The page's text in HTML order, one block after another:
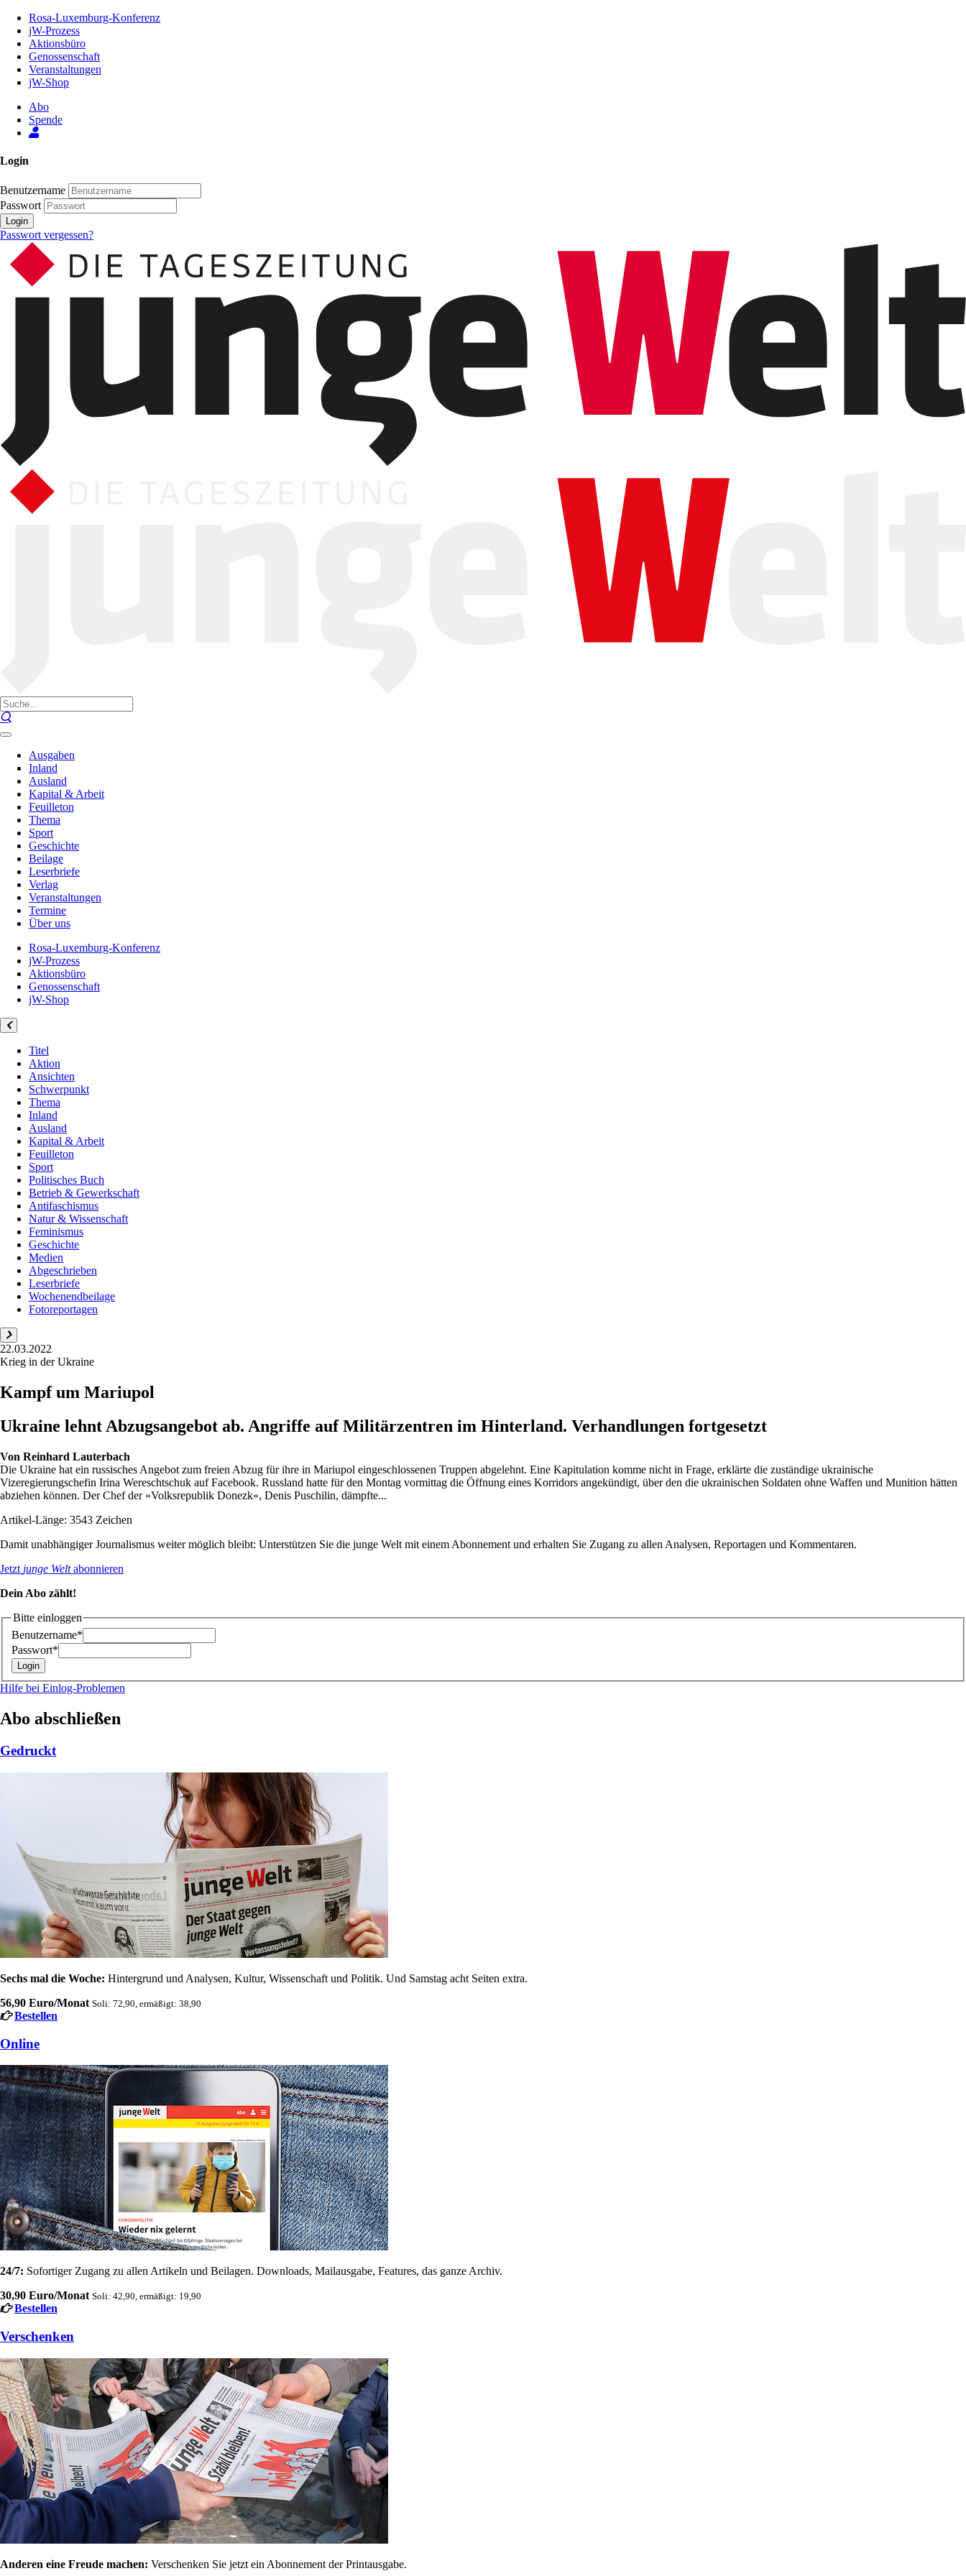
Inhalt
Seite
Rosa-Luxemburg-Konferenz
jW-Prozess
Aktionsbüro
Genossenschaft
Veranstaltungen
jW-Shop
Abo
Spende
Login
Benutzername
Passwort
Login
Passwort vergessen?
Ausgaben
Inland
Ausland
Kapital & Arbeit
Feuilleton
Thema
Sport
Geschichte
Beilage
Leserbriefe
Verlag
Veranstaltungen
Termine
Über uns
Rosa-Luxemburg-Konferenz
jW-Prozess
Aktionsbüro
Genossenschaft
jW-Shop
Titel
Aktion
Ansichten
Schwerpunkt
Thema
Inland
Ausland
Kapital & Arbeit
Feuilleton
Sport
Politisches Buch
Betrieb & Gewerkschaft
Antifaschismus
Natur & Wissenschaft
Feminismus
Geschichte
Medien
Abgeschrieben
Leserbriefe
Wochenendbeilage
Fotoreportagen
22.03.2022
Krieg in der Ukraine
Kampf um Mariupol
Ukraine lehnt Abzugsangebot ab. Angriffe auf Militärzentren im Hinterland. Verhandlungen fortgesetzt
Von Reinhard Lauterbach
Die Ukraine hat ein russisches Angebot zum freien Abzug für ihre in Mariupol eingeschlossenen Truppen abgelehnt. Eine Kapitulation komme nicht in Frage, erklärte die zuständige ukrainische
Vizeregierungschefin Irina Wereschtschuk auf Facebook. Russland hatte für den Montag vormittag die Öffnung eines Korridors angekündigt, über den die ukrainischen Soldaten ohne Waffen und Munition hätten
abziehen können. Der Chef der »Volksrepublik Donezk«, Denis Puschilin, dämpfte...
Artikel-Länge: 3543 Zeichen
Damit unabhängiger Journalismus weiter möglich bleibt: Unterstützen Sie die junge Welt mit einem Abonnement und erhalten Sie Zugang zu allen Analysen, Reportagen und Kommentaren.
Jetzt junge Weltabonnieren
Dein Abo zählt!
Bitte einloggen
Benutzername*
Passwort*
Hilfe bei Einlog-Problemen
Abo abschließen
Gedruckt
Sechs mal die Woche: Hintergrund und Analysen, Kultur, Wissenschaft und Politik. Und Samstag acht Seiten extra.
56,90 Euro/Monat Soli: 72,90, ermäßigt: 38,90
Bestellen
Online
24/7: Sofortiger Zugang zu allen Artikeln und Beilagen. Downloads, Mailausgabe, Features, das ganze Archiv.
30,90 Euro/Monat Soli: 42,90, ermäßigt: 19,90
Bestellen
Verschenken
Anderen eine Freude machen: Verschenken Sie jetzt ein Abonnement der Printausgabe.